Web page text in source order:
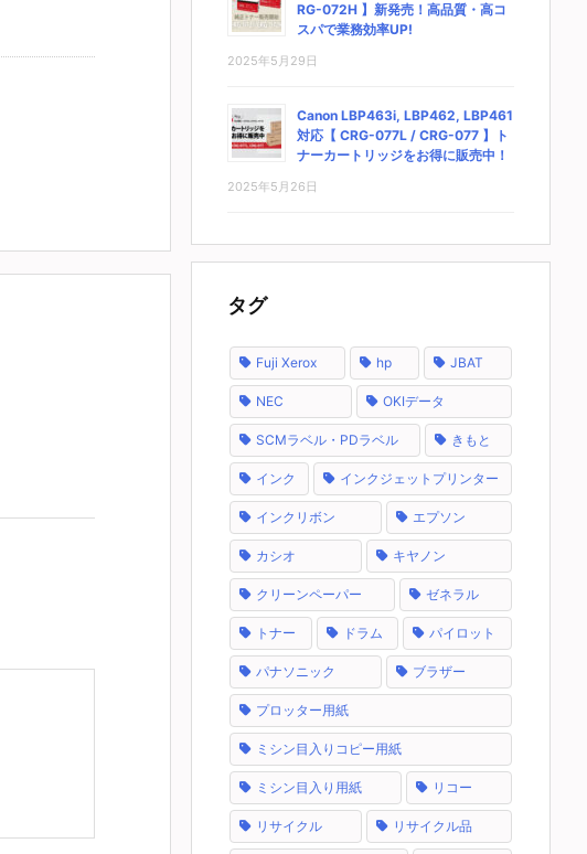
RG-072H 】新発売！高品質・高コ
スパで業務効率UP!
2025年5月29日
Canon LBP463i, LBP462, LBP461
対応【 CRG-077L / CRG-077 】ト
ナーカートリッジをお得に販売中！
2025年5月26日
タグ
Fuji Xerox hp JBAT
NEC OKIデータ
SCMラベル・PDラベル きもと
インク インクジェットプリンター
インクリボン エプソン
カシオ キヤノン
クリーンペーパー ゼネラル
トナー ドラム パイロット
パナソニック ブラザー
プロッター用紙
ミシン目入りコピー用紙
ミシン目入り用紙 リコー
リサイクル リサイクル品